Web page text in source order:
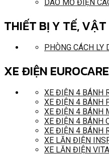
DAO MỔ ĐIỆN
THIẾT BỊ Y TẾ,
PHÒNG CÁCH LY
XE ĐIỆN EUROCARE
XE ĐIỆN 4 BÁNH
XE ĐIỆN 4 BÁNH
XE ĐIỆN 4 BÁNH
XE ĐIỆN 4 BÁNH
XE ĐIỆN 4 BÁNH
XE LĂN ĐIỆN
XE LĂN ĐIỆN